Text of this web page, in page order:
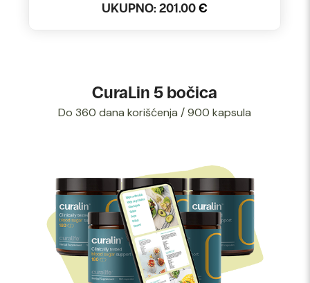
UKUPNO:201.00€
CuraLin 5 bočica
Do 360 dana korišćenja / 900 kapsula